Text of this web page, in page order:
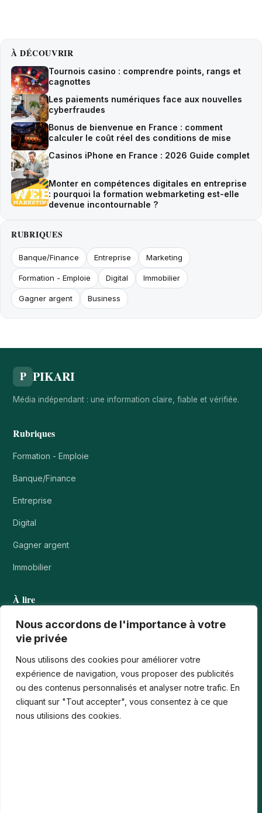
Nous accordons de l'importance à votre
vie privée
Nous utilisons des cookies pour améliorer votre
expérience de navigation, vous proposer des publicités
ou des contenus personnalisés et analyser notre trafic. En
cliquant sur "Tout accepter", vous consentez à ce que
nous utilisions des cookies.
À DÉCOUVRIR
Tournois casino : comprendre points, rangs et
cagnottes
Les paiements numériques face aux nouvelles
cyberfraudes
Bonus de bienvenue en France : comment
calculer le coût réel des conditions de mise
Casinos iPhone en France : 2026 Guide complet
Monter en compétences digitales en entreprise
: pourquoi la formation webmarketing est-elle
devenue incontournable ?
RUBRIQUES
Banque/Finance Entreprise Marketing
Formation - Emploie Digital Immobilier
Gagner argent Business
P PIKARI
Média indépendant : une information claire, fiable et vérifiée.
Rubriques
Formation - Emploie
Banque/Finance
Entreprise
Digital
Gagner argent
Immobilier
À lire
Tournois casino : comprendre points, rangs et…
Les paiements numériques face aux nouvelles cyberfraudes
Bonus de bienvenue en France : comment…
Casinos iPhone en France : 2026 Guide…
Monter en compétences digitales en entreprise :…